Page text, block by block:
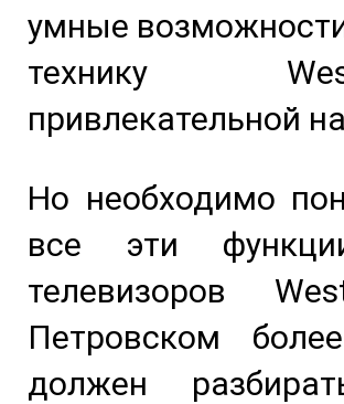
умные
технику
привлекательной
Но необходимо
все эти
телевизоров
Петровском
должен